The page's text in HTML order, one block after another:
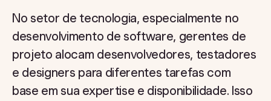
No setor de tecnologia, especialmente no
desenvolvimento de software, gerentes de
projeto alocam desenvolvedores, testadores
e designers para diferentes tarefas com
base em sua expertise e disponibilidade. Isso